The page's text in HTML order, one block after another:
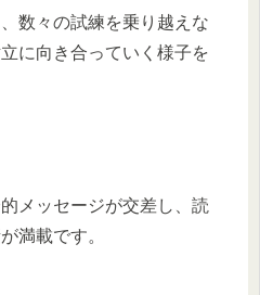
数々の試練を乗り越えな
に向き合っていく様子を
メッセージが交差し、読
満載です。